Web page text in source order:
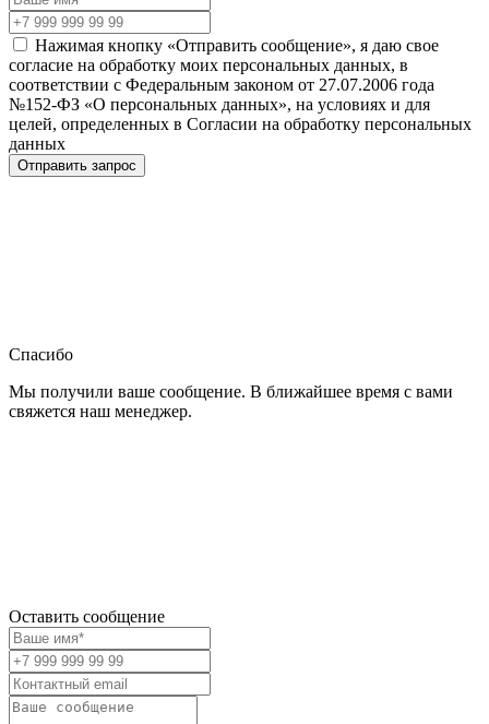
Нажимая кнопку «Отправить сообщение», я даю свое
согласие на обработку моих персональных данных, в
соответствии с Федеральным законом от 27.07.2006 года
№152-ФЗ «О персональных данных», на условиях и для
целей, определенных в Согласии на обработку персональных
данных
Отправить запрос
Спасибо
Мы получили ваше сообщение. В ближайшее время с вами
свяжется наш менеджер.
Оставить сообщение